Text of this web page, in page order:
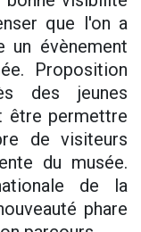
que l'on a
un évènement
Proposition
des jeunes
être permettre
de visiteurs
du musée.
de la
phare